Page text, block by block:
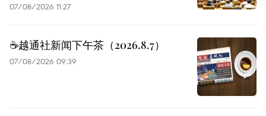
07/08/2026 11:27
☕️越通社新闻下午茶（2026.8.7）
07/08/2026 09:39